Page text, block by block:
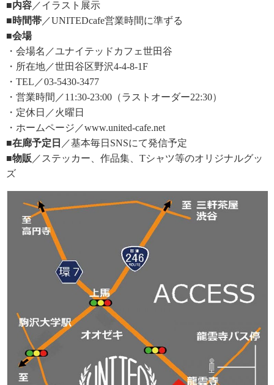
■内容 ／イラスト展示
■時間帯 ／UNITEDcafe営業時間に準ずる
■会場
・会場名／ユナイテッドカフェ世田谷
・所在地／世田谷区野沢4-4-8-1F
・TEL／03-5430-3477
・営業時間／11:30-23:00（ラストオーダー22:30）
・定休日／火曜日
・ホームページ／www.united-cafe.net
■在廊予定日 ／基本毎日SNSにて発信予定
■物販 ／ステッカー、作品集、Tシャツ等のオリジナルグッ
ズ